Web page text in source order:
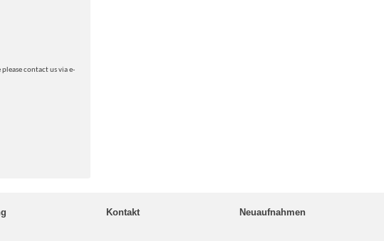
contact us via e-
Kontakt Neuaufnahmen